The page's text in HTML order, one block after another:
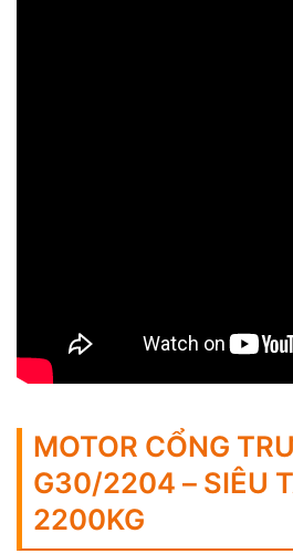
MOTOR CỔNG
G30/2204 – SIÊU
2200KG